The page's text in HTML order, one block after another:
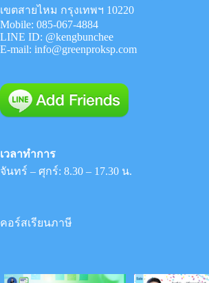
เขตสายไหม กรุงเทพฯ 10220
Mobile: 085-067-4884
LINE ID: @kengbunchee
E-mail: info@greenproksp.com
เวลาทำการ
จันทร์ – ศุกร์: 8.30 – 17.30 น.
คอร์สเรียนภาษี